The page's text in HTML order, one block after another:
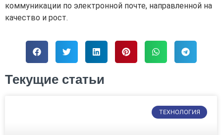
коммуникации по электронной почте, направленной на
качество и рост.
Текущие статьи
ТЕХНОЛОГИЯ